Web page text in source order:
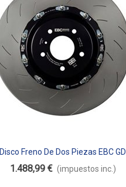
Añadir Al Carrito
Disco Freno De Dos Piezas EBC GD
Flotante SG2F025
1.488,99 € (impuestos inc.)